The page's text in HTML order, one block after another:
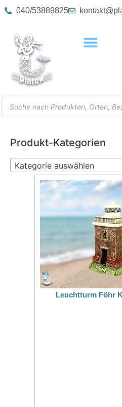
040/53889825
Produkt-Kategorien
Kategorie auswählen
Leuchtturm Föhr